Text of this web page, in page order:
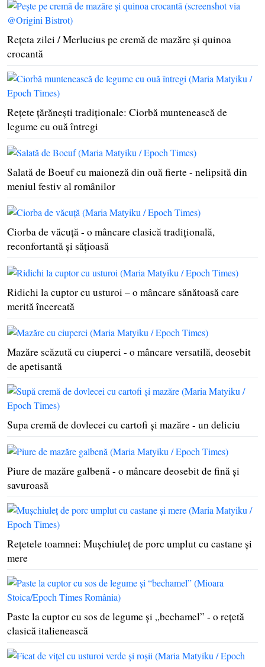
Reţeta zilei / Merlucius pe cremă de mazăre şi quinoa
crocantă
Reţete ţărăneşti tradiţionale: Ciorbă muntenească de
legume cu ouă întregi
Salată de Boeuf cu maioneză din ouă fierte - nelipsită din
meniul festiv al românilor
Ciorba de văcuţă - o mâncare clasică tradiţională,
reconfortantă şi săţioasă
Ridichi la cuptor cu usturoi – o mâncare sănătoasă care
merită încercată
Mazăre scăzută cu ciuperci - o mâncare versatilă, deosebit
de apetisantă
Supa cremă de dovlecei cu cartofi şi mazăre - un deliciu
Piure de mazăre galbenă - o mâncare deosebit de fină şi
savuroasă
Reţetele toamnei: Muşchiuleţ de porc umplut cu castane şi
mere
Paste la cuptor cu sos de legume şi „bechamel” - o reţetă
clasică italienească